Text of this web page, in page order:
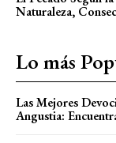
Naturaleza,
Lo más
Las Mejores
Angustia: